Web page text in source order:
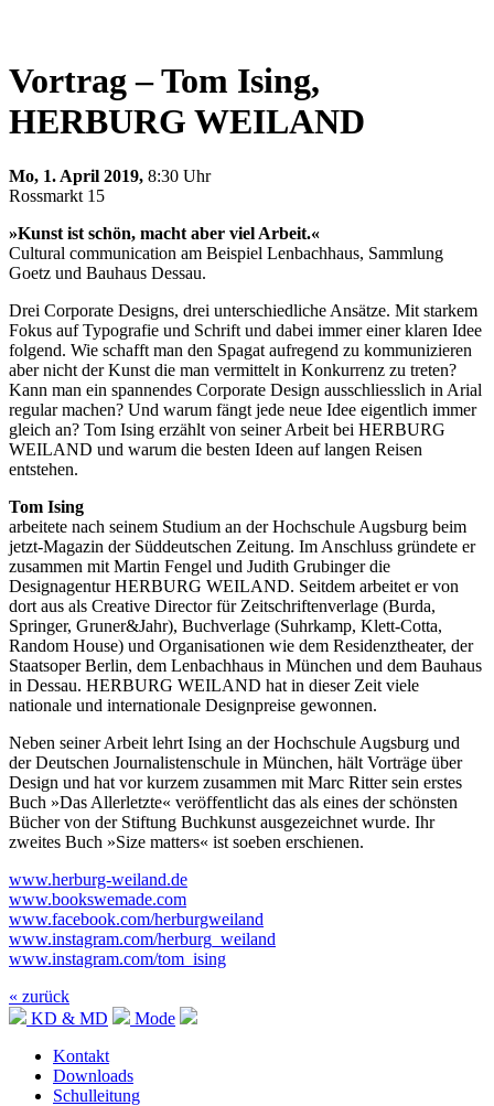
Vortrag – Tom Ising,
HERBURG WEILAND
Mo, 1. April 2019, 8:30 Uhr
Rossmarkt 15
»Kunst ist schön, macht aber viel Arbeit.«
Cultural communication am Beispiel Lenbachhaus, Sammlung
Goetz und Bauhaus Dessau.
Drei Corporate Designs, drei unterschiedliche Ansätze. Mit starkem
Fokus auf Typografie und Schrift und dabei immer einer klaren Idee
folgend. Wie schafft man den Spagat aufregend zu kommunizieren
aber nicht der Kunst die man vermittelt in Konkurrenz zu treten?
Kann man ein spannendes Corporate Design ausschliesslich in Arial
regular machen? Und warum fängt jede neue Idee eigentlich immer
gleich an? Tom Ising erzählt von seiner Arbeit bei HERBURG
WEILAND und warum die besten Ideen auf langen Reisen
entstehen.
Tom Ising
arbeitete nach seinem Studium an der Hochschule Augsburg beim
jetzt-Magazin der Süddeutschen Zeitung. Im Anschluss gründete er
zusammen mit Martin Fengel und Judith Grubinger die
Designagentur HERBURG WEILAND. Seitdem arbeitet er von
dort aus als Creative Director für Zeitschriftenverlage (Burda,
Springer, Gruner&Jahr), Buchverlage (Suhrkamp, Klett-Cotta,
Random House) und Organisationen wie dem Residenztheater, der
Staatsoper Berlin, dem Lenbachhaus in München und dem Bauhaus
in Dessau. HERBURG WEILAND hat in dieser Zeit viele
nationale und internationale Designpreise gewonnen.
Neben seiner Arbeit lehrt Ising an der Hochschule Augsburg und
der Deutschen Journalistenschule in München, hält Vorträge über
Design und hat vor kurzem zusammen mit Marc Ritter sein erstes
Buch »Das Allerletzte« veröffentlicht das als eines der schönsten
Bücher von der Stiftung Buchkunst ausgezeichnet wurde. Ihr
zweites Buch »Size matters« ist soeben erschienen.
www.herburg-weiland.de
www.bookswemade.com
www.facebook.com/herburgweiland
www.instagram.com/herburg_weiland
www.instagram.com/tom_ising
« zurück
KD & MD
Mode
Kontakt
Downloads
Schulleitung